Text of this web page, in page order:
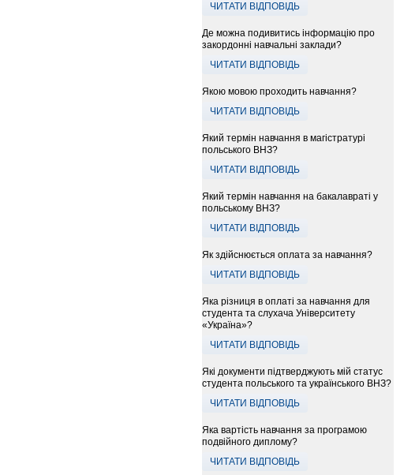
ЧИТАТИ ВІДПОВІДЬ
Де можна подивитись інформацію про
закордонні навчальні заклади?
ЧИТАТИ ВІДПОВІДЬ
Якою мовою проходить навчання?
ЧИТАТИ ВІДПОВІДЬ
Який термін навчання в магістратурі
польського ВНЗ?
ЧИТАТИ ВІДПОВІДЬ
Який термін навчання на бакалавраті у
польському ВНЗ?
ЧИТАТИ ВІДПОВІДЬ
Як здійснюється оплата за навчання?
ЧИТАТИ ВІДПОВІДЬ
Яка різниця в оплаті за навчання для
студента та слухача Університету
«Україна»?
ЧИТАТИ ВІДПОВІДЬ
Які документи підтверджують мій статус
студента польського та українського ВНЗ?
ЧИТАТИ ВІДПОВІДЬ
Яка вартість навчання за програмою
подвійного диплому?
ЧИТАТИ ВІДПОВІДЬ